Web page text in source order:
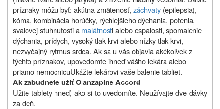
príznaky môžu byť: akútna zmätenosť, záchvaty (epilepsia),
kóma, kombinácia horúčky, rýchlejšieho dýchania, potenia,
svalovej stuhnutosti a malátnosti alebo ospalosti, spomalenie
dýchania, prídych, vysoký tlak krvi alebo nízky tlak krvi,
nezvyčajný rytmus srdca. Ak sa u vás objavia akékoľvek z
týchto príznakov, upovedomte ihneď vášho lekára alebo
priamo nemocnicuUkážte lekárovi vaše balenie tabliet.
Ak zabudnete užiť Olanzapine Accord
Užite tablety hneď, ako si to uvedomíte. Neužívajte dve dávky
za deň.